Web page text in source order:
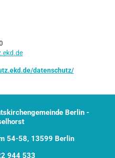
datenschutz/
Berlin -
54-58, 13599 Berlin
944 533